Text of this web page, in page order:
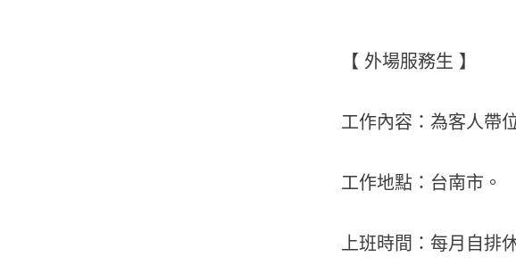
【 外場服務生 】
工作內容：為客人帶
工作地點：台南市。
上班時間：每月自排